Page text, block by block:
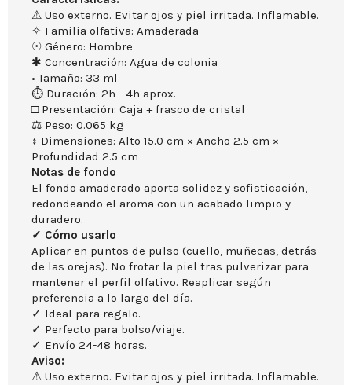
⚠ Uso externo. Evitar ojos y piel irritada. Inflamable.
✧ Familia olfativa: Amaderada
☉ Género: Hombre
✱ Concentración: Agua de colonia
• Tamaño: 33 ml
⏱ Duración: 2h - 4h aprox.
□ Presentación: Caja + frasco de cristal
⚖ Peso: 0.065 kg
↕ Dimensiones: Alto 15.0 cm × Ancho 2.5 cm ×
Profundidad 2.5 cm
Notas de fondo
El fondo amaderado aporta solidez y sofisticación,
redondeando el aroma con un acabado limpio y
duradero.
✓ Cómo usarlo
Aplicar en puntos de pulso (cuello, muñecas, detrás
de las orejas). No frotar la piel tras pulverizar para
mantener el perfil olfativo. Reaplicar según
preferencia a lo largo del día.
✓ Ideal para regalo.
✓ Perfecto para bolso/viaje.
✓ Envío 24-48 horas.
Aviso:
⚠ Uso externo. Evitar ojos y piel irritada. Inflamable.